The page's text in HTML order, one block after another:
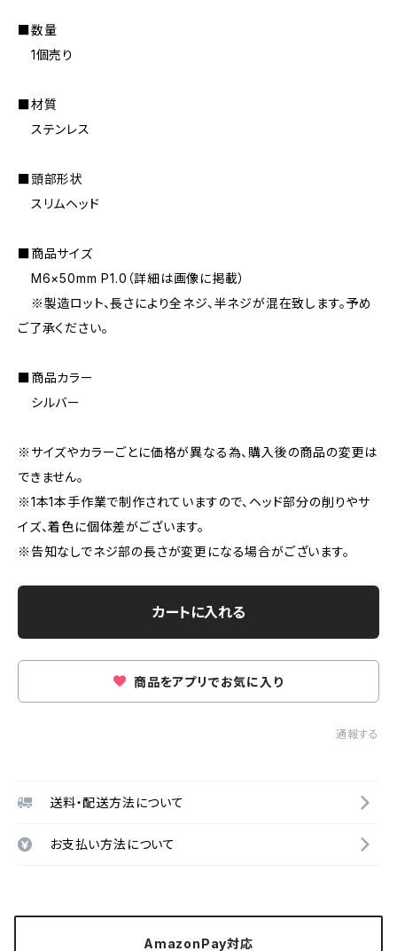
■数量
1個売り
■材質
ステンレス
■頭部形状
スリムヘッド
■商品サイズ
M6×50mm P1.0（詳細は画像に掲載）
※製造ロット、長さにより全ネジ、半ネジが混在致します。予め
ご了承ください。
■商品カラー
シルバー
※サイズやカラーごとに価格が異なる為、購入後の商品の変更は
できません。
※1本1本手作業で制作されていますので、ヘッド部分の削りやサ
イズ、着色に個体差がございます。
※告知なしでネジ部の長さが変更になる場合がございます。
カートに入れる
商品をアプリでお気に入り
通報する
送料・配送方法について
お支払い方法について
AmazonPay対応